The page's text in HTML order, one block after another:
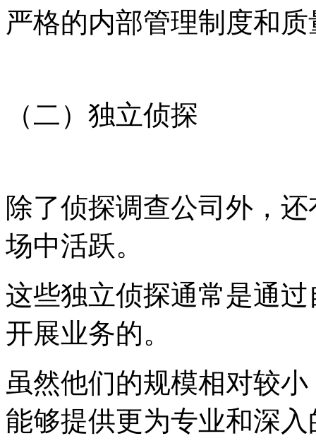
严格的内部管理制度和
（二）独立侦探
除了侦探调查公司外，
场中活跃。
这些独立侦探通常是通
开展业务的。
虽然他们的规模相对较
能够提供更为专业和深